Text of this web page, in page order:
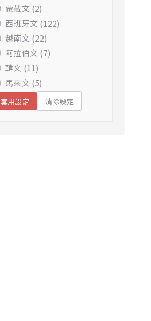
蒙藏文 (2)
西班牙文 (122)
越南文 (22)
阿拉伯文 (7)
韓文 (11)
馬來文 (5)
套用設定 清除設定